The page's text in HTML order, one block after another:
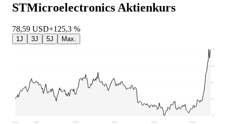
STMicroelectronics Aktienkurs
78,59 USD+125,3 %
1J 3J 5J Max.
19,56
34,48
49,39
64,31
79,23
2021 2022 2023 2024 2025 2026